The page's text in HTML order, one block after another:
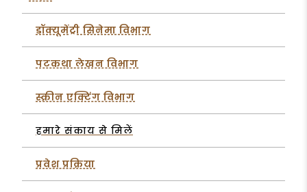
डॉक्यूमेंट्री सिनेमा विभाग
पटकथा लेखन विभाग
स्क्रीन एक्टिंग विभाग
हमारे संकाय से मिलें
प्रवेश प्रक्रिया